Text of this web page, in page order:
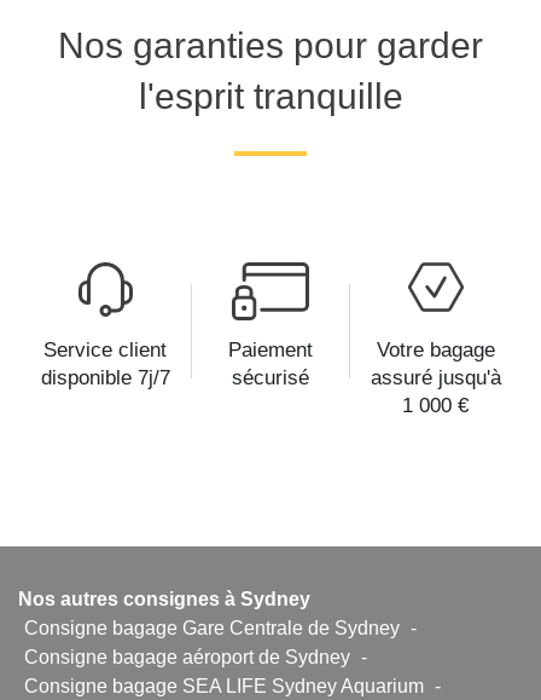
Nos garanties pour garder
l'esprit tranquille
Service client
disponible 7j/7
Paiement
sécurisé
Votre bagage
assuré jusqu'à
1 000 €
Nos autres consignes à Sydney
Consigne bagage Gare Centrale de Sydney -
Consigne bagage aéroport de Sydney -
Consigne bagage SEA LIFE Sydney Aquarium -